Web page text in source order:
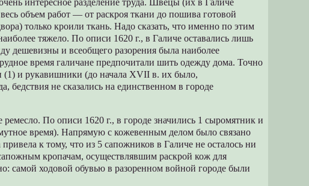
интересное разделение труда. Швецы (их в Галиче
объем работ — от раскроя ткани до пошива готовой
только кроили ткань. Надо сказать, что именно по этим
тяжело. По описи 1620 г., в Галиче оставались лишь
дешевизны и всеобщего разорения была наиболее
время галичане предпочитали шить одежду дома. Точно
(1) и рукавишники (до начала XVII в. их было,
бедствия не сказались на единственном в городе
По описи 1620 г., в городе значились 1 сыромятник и
время). Напрямую с кожевенным делом было связано
к тому, что из 5 сапожников в Галиче не осталось ни
кропачам, осуществлявшим раскрой кож для
самой ходовой обувью в разоренном войной городе были